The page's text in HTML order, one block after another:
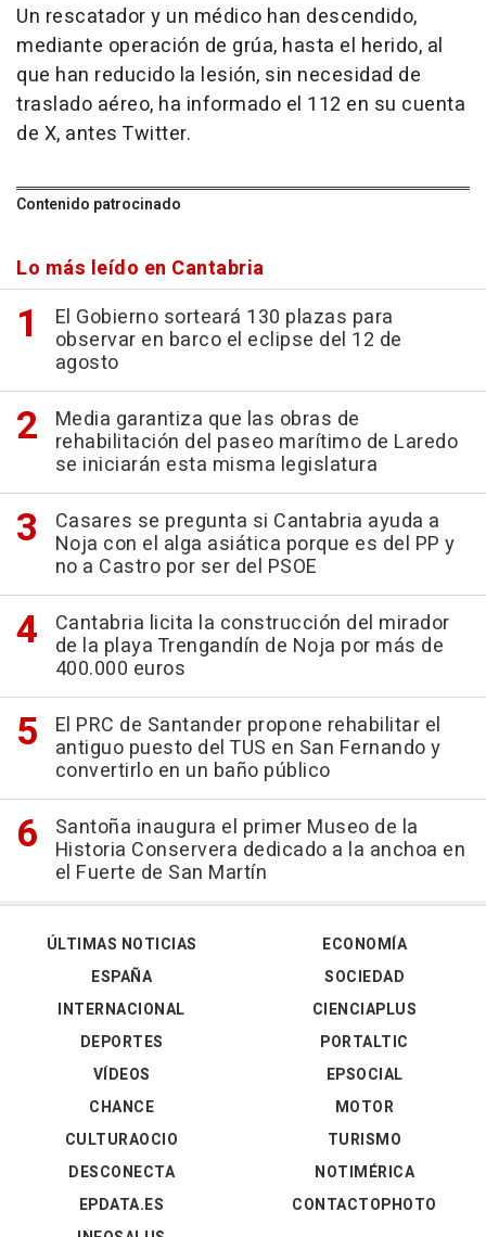
Un rescatador y un médico han descendido,
mediante operación de grúa, hasta el herido, al
que han reducido la lesión, sin necesidad de
traslado aéreo, ha informado el 112 en su cuenta
de X, antes Twitter.
Contenido patrocinado
Lo más leído en Cantabria
El Gobierno sorteará 130 plazas para
observar en barco el eclipse del 12 de
agosto
Media garantiza que las obras de
rehabilitación del paseo marítimo de Laredo
se iniciarán esta misma legislatura
Casares se pregunta si Cantabria ayuda a
Noja con el alga asiática porque es del PP y
no a Castro por ser del PSOE
Cantabria licita la construcción del mirador
de la playa Trengandín de Noja por más de
400.000 euros
El PRC de Santander propone rehabilitar el
antiguo puesto del TUS en San Fernando y
convertirlo en un baño público
Santoña inaugura el primer Museo de la
Historia Conservera dedicado a la anchoa en
el Fuerte de San Martín
ÚLTIMAS NOTICIAS
ESPAÑA
INTERNACIONAL
DEPORTES
VÍDEOS
ECONOMÍA
SOCIEDAD
CIENCIAPLUS
PORTALTIC
EPSOCIAL
CHANCE
CULTURAOCIO
DESCONECTA
EPDATA.ES
MOTOR
TURISMO
NOTIMÉRICA
CONTACTOPHOTO